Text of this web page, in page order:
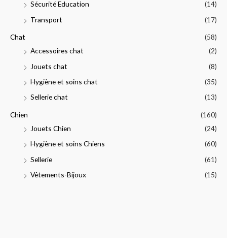
Sécurité Education
(14)
Transport
(17)
Chat
(58)
Accessoires chat
(2)
Jouets chat
(8)
Hygiène et soins chat
(35)
Sellerie chat
(13)
Chien
(160)
Jouets Chien
(24)
Hygiène et soins Chiens
(60)
Sellerie
(61)
Vêtements-Bijoux
(15)